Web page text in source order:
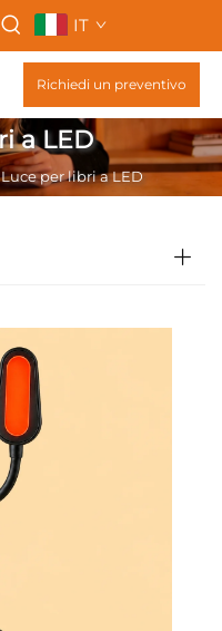
IT
Richiedi un preventivo
a LED
Luce per libri a LED